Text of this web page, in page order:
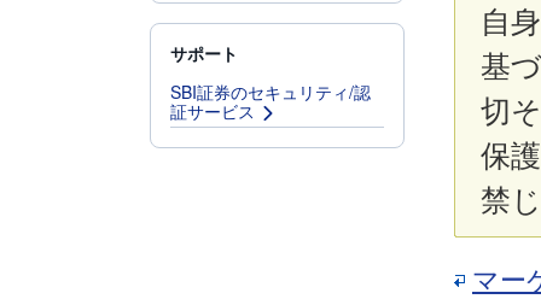
サポート
SBI証券のセキュリティ/認
証サービス
自
基
切
保
禁
マー